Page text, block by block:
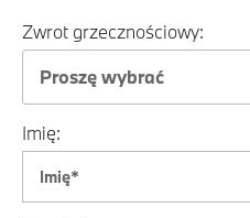
Zwrot grzecznościowy:
Proszę wybrać
Imię: